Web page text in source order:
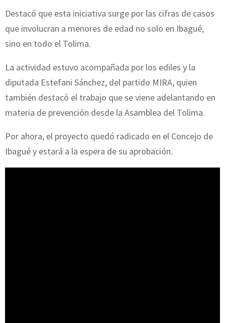
Destacó que esta iniciativa surge por las cifras de casos
que involucran a menores de edad no solo en Ibagué,
sino en todo el Tolima.
La actividad estuvo acompañada por los ediles y la
diputada Estefani Sánchez, del partido MIRA, quien
también destacó el trabajo que se viene adelantando en
materia de prevención desde la Asamblea del Tolima.
Por ahora, el proyecto quedó radicado en el Concejo de
Ibagué y estará a la espera de su aprobación.